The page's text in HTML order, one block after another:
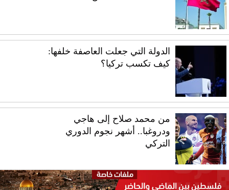
الدولة التي جعلت العاصفة خلفها:
كيف تكسب تركيا؟
من محمد صلاح إلى هاجي
ودروغبا.. أشهر نجوم الدوري
التركي